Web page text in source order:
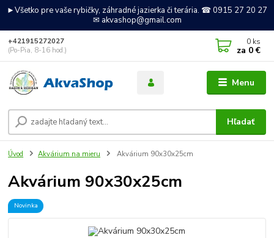
►Všetko pre vaše rybičky, záhradné jazierka či terária. ☎ 0915 27 20 27
✉ akvashop@gmail.com
Menu
Hľadať
+421915272027
(Po-Pia, 8-16 hod.)
0 ks
za 0 €
Úvod Akvárium na mieru Akvárium 90x30x25cm
Akvárium 90x30x25cm
Novinka